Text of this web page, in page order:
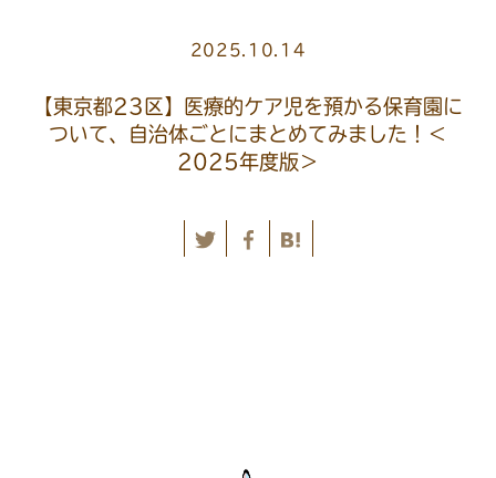
2025.10.14
【東京都23区】医療的ケア児を預かる保育園に
ついて、自治体ごとにまとめてみました！＜
2025年度版＞